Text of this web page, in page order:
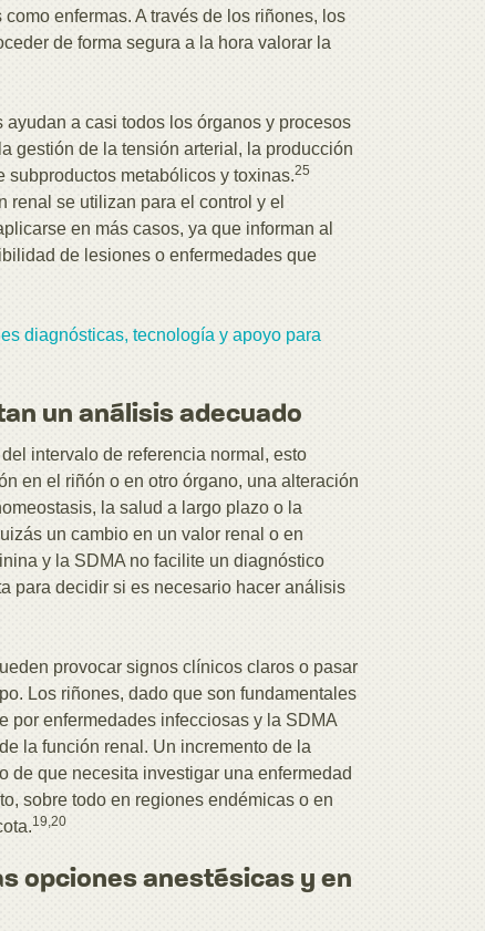
enfermas. A través de los riñones, los
de forma segura a la hora valorar la
a casi todos los órganos y procesos
gestión de la tensión arterial, la producción
metabólicos y toxinas.25
renal se utilizan para el control y el
en más casos, ya que informan al
de lesiones o enfermedades que
diagnósticas, tecnología y apoyo para
un análisis adecuado
intervalo de referencia normal, esto
en el riñón o en otro órgano, una alteración
la salud a largo plazo o la
un cambio en un valor renal o en
y la SDMA no facilite un diagnóstico
para decidir si es necesario hacer análisis
provocar signos clínicos claros o pasar
Los riñones, dado que son fundamentales
por enfermedades infecciosas y la SDMA
la función renal. Un incremento de la
de que necesita investigar una enfermedad
sobre todo en regiones endémicas o en
19,20
opciones anestésicas y en